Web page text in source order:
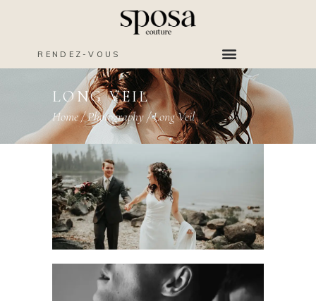
RENDEZ-VOUS
LONG VEIL
Home/Photography/Long Veil